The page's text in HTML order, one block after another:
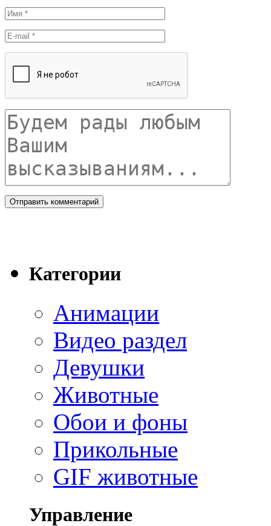
Категории
Анимации
Видео раздел
Девушки
Животные
Обои и фоны
Прикольные
GIF животные
Управление